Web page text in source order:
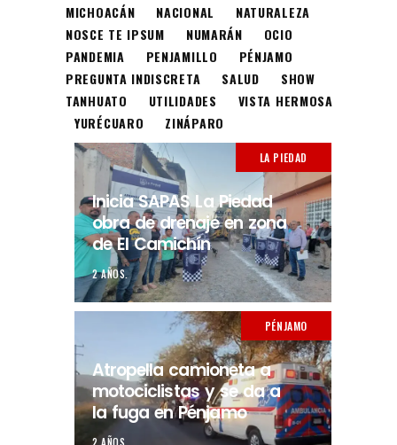
MICHOACÁN NACIONAL
NATURALEZA
NOSCE TE IPSUM
NUMARÁN
OCIO
PANDEMIA
PENJAMILLO
PÉNJAMO
PREGUNTA INDISCRETA
SALUD
SHOW
TANHUATO
UTILIDADES
VISTA HERMOSA
YURÉCUARO
ZINÁPARO
LA PIEDAD
Inicia SAPAS La Piedad
obra de drenaje en zona
de El Camichín
2 AÑOS.
PÉNJAMO
Atropella camioneta a
motociclistas y se da a
la fuga en Pénjamo
2 AÑOS.